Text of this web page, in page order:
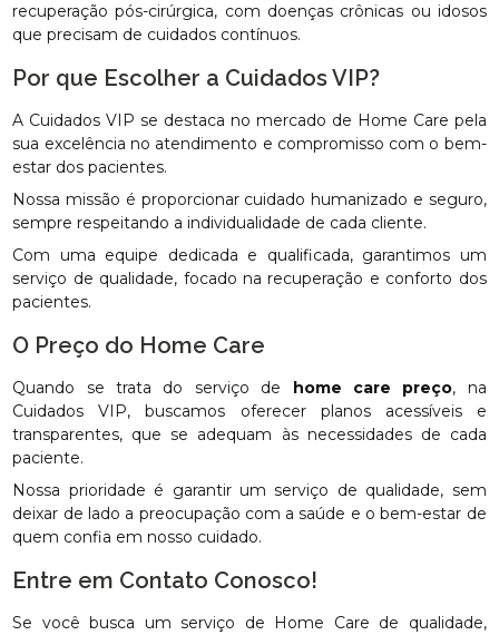
recuperação pós-cirúrgica, com doenças crônicas ou idosos
que precisam de cuidados contínuos.
Por que Escolher a Cuidados VIP?
A Cuidados VIP se destaca no mercado de Home Care pela
sua excelência no atendimento e compromisso com o bem-
estar dos pacientes.
Nossa missão é proporcionar cuidado humanizado e seguro,
sempre respeitando a individualidade de cada cliente.
Com uma equipe dedicada e qualificada, garantimos um
serviço de qualidade, focado na recuperação e conforto dos
pacientes.
O Preço do Home Care
Quando se trata do serviço de home care preço, na
Cuidados VIP, buscamos oferecer planos acessíveis e
transparentes, que se adequam às necessidades de cada
paciente.
Nossa prioridade é garantir um serviço de qualidade, sem
deixar de lado a preocupação com a saúde e o bem-estar de
quem confia em nosso cuidado.
Entre em Contato Conosco!
Se você busca um serviço de Home Care de qualidade,